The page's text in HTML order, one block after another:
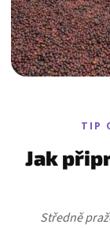
TIP
Jak
Středně